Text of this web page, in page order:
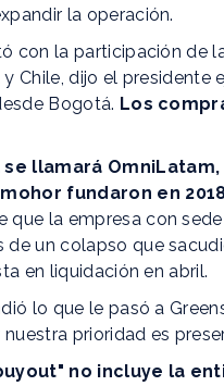
la operación.
con la participación de
Chile, dijo el presidente
Bogotá. Los
se llamará
fundaron en
que la empresa con
de un colapso que
en liquidación en abril.
lo que le pasó a
prioridad es
no incluye la